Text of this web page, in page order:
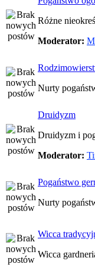
Różne
Moderator:
Nurty
Druidyzm
Druidyzm i
Moderator:
Pogaństwo
Nurty
Wicca
Wicca